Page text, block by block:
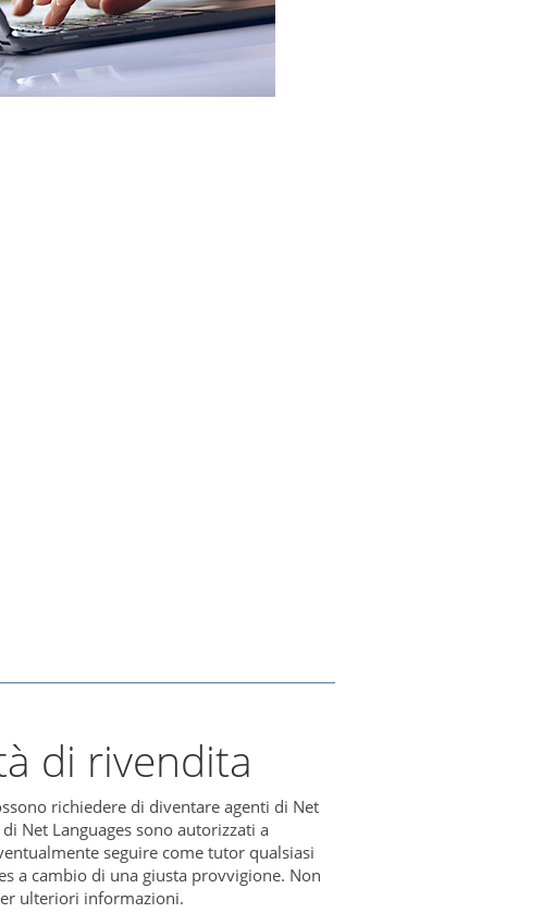
di rivendita
richiedere di diventare agenti di Net
Net Languages sono autorizzati a
seguire come tutor qualsiasi
a cambio di una giusta provvigione. Non
ulteriori informazioni.